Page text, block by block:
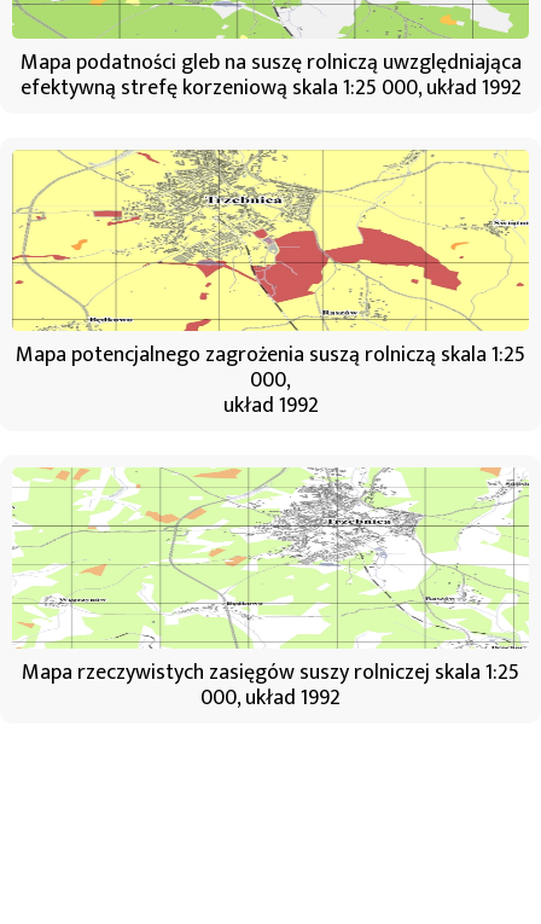
Mapa podatności gleb na suszę rolniczą uwzględniająca
efektywną strefę korzeniową skala 1:25 000, układ 1992
Mapa potencjalnego zagrożenia suszą rolniczą skala 1:25
000,
układ 1992
Mapa rzeczywistych zasięgów suszy rolniczej skala 1:25
000, układ 1992